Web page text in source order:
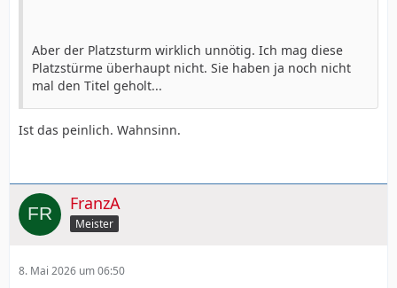
Aber der Platzsturm wirklich unnötig. Ich mag diese
Platzstürme überhaupt nicht. Sie haben ja noch nicht
mal den Titel geholt...
Ist das peinlich. Wahnsinn.
FranzA
Meister
8. Mai 2026 um 06:50